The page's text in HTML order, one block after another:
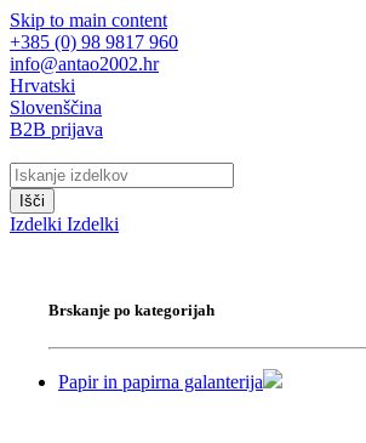
Skip to main content
+385 (0) 98 9817 960
info@antao2002.hr
Hrvatski
Slovenščina
B2B prijava
Išči
Izdelki Izdelki
Brskanje po kategorijah
Papir in papirna galanterija